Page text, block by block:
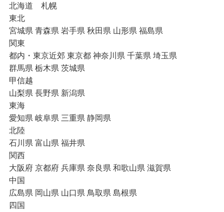
北海道 札幌
東北
宮城県 青森県 岩手県 秋田県 山形県 福島県
関東
都内・東京近郊 東京都 神奈川県 千葉県 埼玉県
群馬県 栃木県 茨城県
甲信越
山梨県 長野県 新潟県
東海
愛知県 岐阜県 三重県 静岡県
北陸
石川県 富山県 福井県
関西
大阪府 京都府 兵庫県 奈良県 和歌山県 滋賀県
中国
広島県 岡山県 山口県 鳥取県 島根県
四国